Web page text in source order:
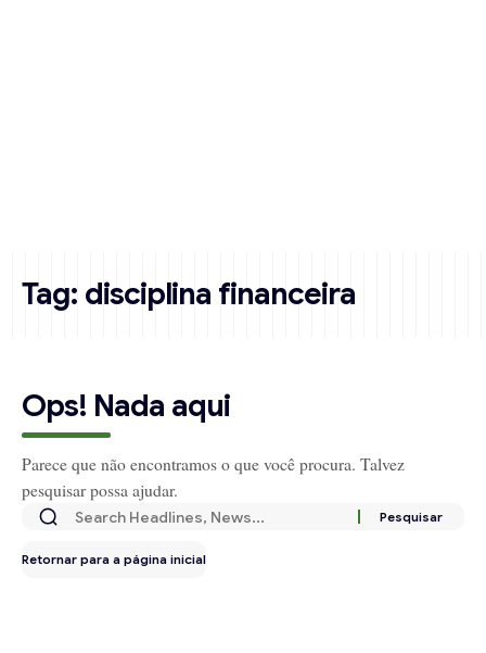
Tag: disciplina financeira
Ops! Nada aqui
Parece que não encontramos o que você procura. Talvez
pesquisar possa ajudar.
Retornar para a página inicial